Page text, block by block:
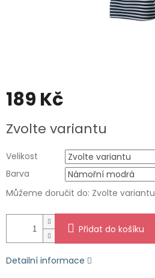
189 Kč
cena:
Zvolte variantu
Velikost
Barva
Můžeme doručit do: Zvolte variantu
Přidat do košíku
Detailní informace